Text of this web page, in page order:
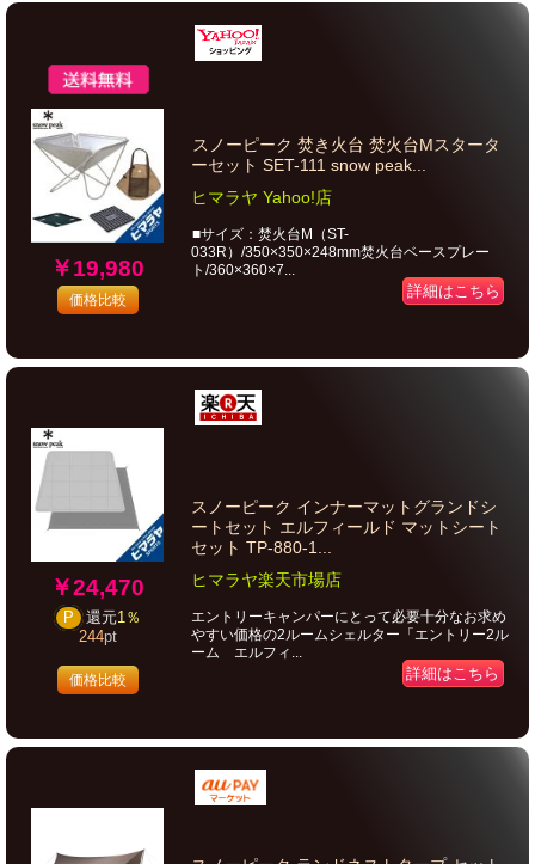
￥19,980
価格比較
スノーピーク 焚き火台 焚火台Mスタータ
ーセット SET-111 snow peak...
ヒマラヤ Yahoo!店
■サイズ：焚火台M（ST-
033R）/350×350×248mm焚火台ベースプレー
ト/360×360×7...
詳細はこちら
￥24,470
P 還元1％
244pt
価格比較
スノーピーク インナーマットグランドシ
ートセット エルフィールド マットシート
セット TP-880-1...
ヒマラヤ楽天市場店
エントリーキャンパーにとって必要十分なお求め
やすい価格の2ルームシェルター「エントリー2ル
ーム エルフィ...
詳細はこちら